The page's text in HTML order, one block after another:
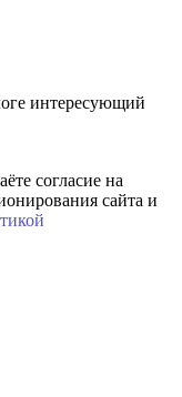
интересующий
согласие на
сайта и